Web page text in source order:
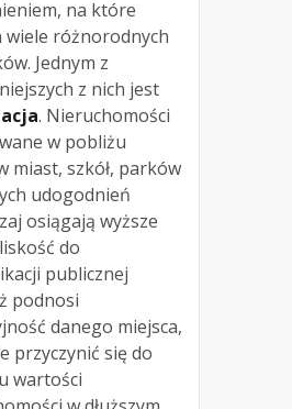
na które
wiele różnorodnych
Jednym z
z nich jest
. Nieruchomości
w pobliżu
miast, szkół, parków
udogodnień
osiągają wyższe
do
publicznej
podnosi
danego miejsca,
przyczynić się do
wartości